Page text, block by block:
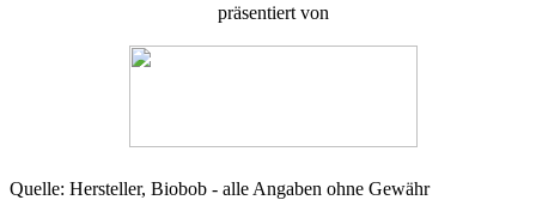
präsentiert von
Quelle: Hersteller, Biobob - alle Angaben ohne Gewähr